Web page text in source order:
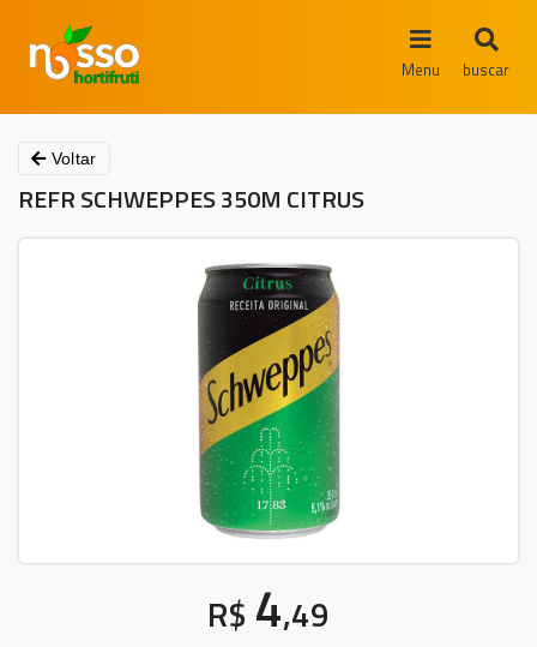
Menu buscar
Voltar
REFR SCHWEPPES 350M CITRUS
R$ 4,49